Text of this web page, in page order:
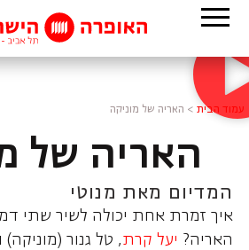
עמוד הבית > האריה של מוניקה
האריה של
המדיום מאת מנוטי
איך זמרת אחת יכולה לשיר שתי
האריה? יעל קרת, טל גנור (מוניקה)